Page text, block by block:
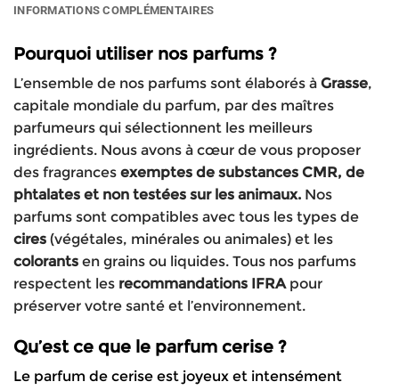
INFORMATIONS COMPLÉMENTAIRES
Pourquoi utiliser nos parfums ?
L’ensemble de nos parfums sont élaborés à Grasse,
capitale mondiale du parfum, par des maîtres
parfumeurs qui sélectionnent les meilleurs
ingrédients. Nous avons à cœur de vous proposer
des fragrances exemptes de substances CMR, de
phtalates et non testées sur les animaux. Nos
parfums sont compatibles avec tous les types de
cires (végétales, minérales ou animales) et les
colorants en grains ou liquides. Tous nos parfums
respectent les recommandations IFRApour
préserver votre santé et l’environnement.
Qu’est ce que le parfum cerise ?
Le parfum de cerise est joyeux et intensément